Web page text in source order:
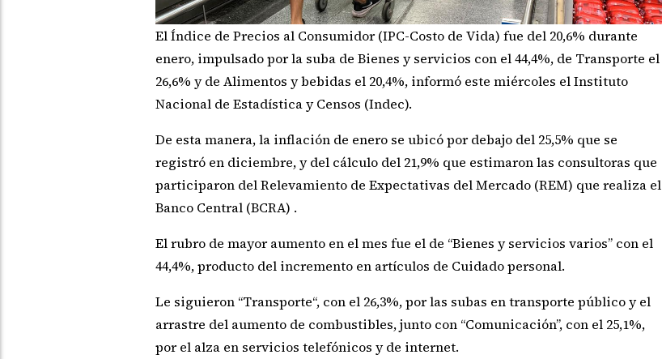
El Índice de Precios al Consumidor (IPC-Costo de Vida) fue del 20,6% durante
enero, impulsado por la suba de Bienes y servicios con el 44,4%, de Transporte el
26,6% y de Alimentos y bebidas el 20,4%, informó este miércoles el Instituto
Nacional de Estadística y Censos (Indec).
De esta manera, la inflación de enero se ubicó por debajo del 25,5% que se
registró en diciembre, y del cálculo del 21,9% que estimaron las consultoras que
participaron del Relevamiento de Expectativas del Mercado (REM) que realiza el
Banco Central (BCRA) .
El rubro de mayor aumento en el mes fue el de “Bienes y servicios varios” con el
44,4%, producto del incremento en artículos de Cuidado personal.
Le siguieron “Transporte“, con el 26,3%, por las subas en transporte público y el
arrastre del aumento de combustibles, junto con “Comunicación”, con el 25,1%,
por el alza en servicios telefónicos y de internet.